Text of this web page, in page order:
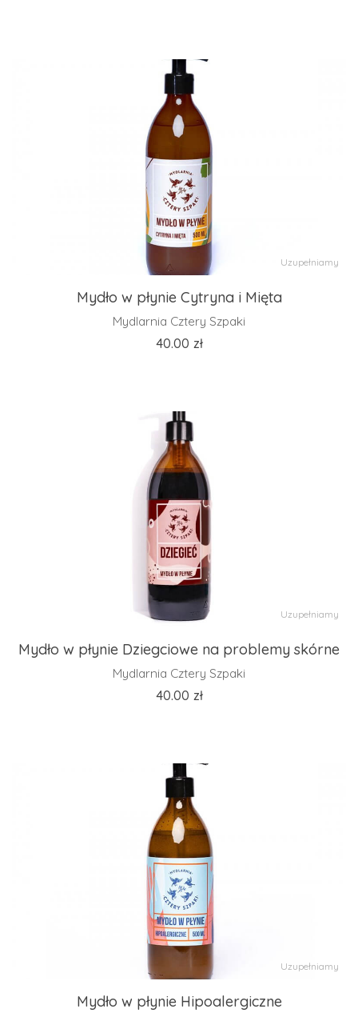
Uzupełniamy
Mydło w płynie Cytryna i Mięta
Mydlarnia Cztery Szpaki
40.00 zł
Uzupełniamy
Mydło w płynie Dziegciowe na problemy skórne
Mydlarnia Cztery Szpaki
40.00 zł
Uzupełniamy
Mydło w płynie Hipoalergiczne